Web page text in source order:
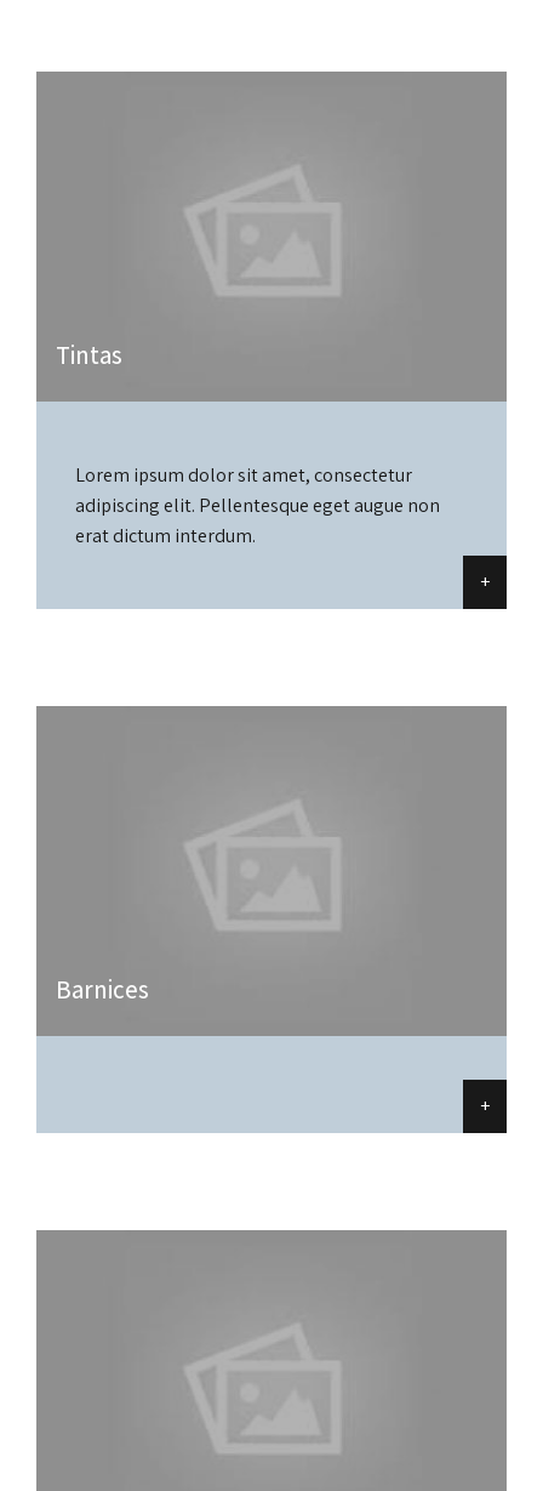
Tintas
Lorem ipsum dolor sit amet, consectetur
adipiscing elit. Pellentesque eget augue non
erat dictum interdum.
+
Barnices
+